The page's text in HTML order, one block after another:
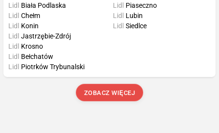
Lidl
Biała Podlaska
Lidl Chełm
Lidl
Konin
Lidl
Piaseczno
Lidl
Lubin
Lidl Siedlce
Lidl Jastrzębie-Zdrój
Lidl
Krosno
Lidl
Bełchatów
Lidl
Piotrków Trybunalski
ZOBACZ WIĘCEJ